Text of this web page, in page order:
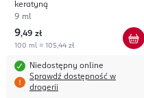
keratyną
9 ml
9,49 zł
100 ml = 105,44 zł
Niedostępny online
Sprawdź dostępność w
drogerii